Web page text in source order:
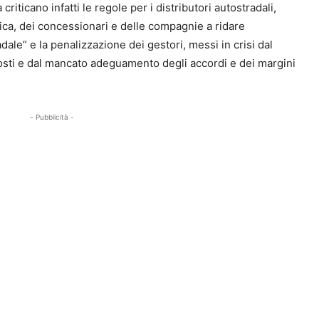
criticano infatti le regole per i distributori autostradali,
dei concessionari e delle compagnie a ridare
e la penalizzazione dei gestori, messi in crisi dal
e dal mancato adeguamento degli accordi e dei margini
- Pubblicità -